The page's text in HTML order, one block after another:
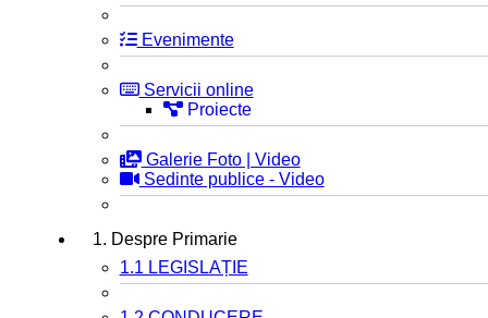
Evenimente
Servicii online
Proiecte
Galerie Foto | Video
Sedinte publice - Video
1. Despre Primarie
1.1 LEGISLAȚIE